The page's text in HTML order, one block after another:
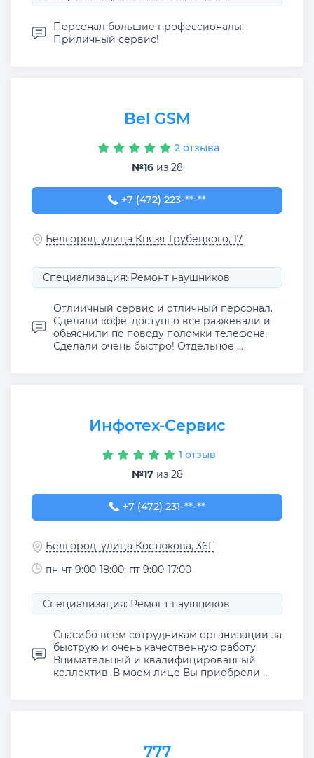
Персонал большие профессионалы.
Приличный сервис!
Bel GSM
2 отзыва
№16из 28
+7 (472) 223-12-53
+7 (472) 223-**-**
Белгород, улица Князя Трубецкого, 17
Специализация: Ремонт наушников
Отлиичный сервис и отличный персонал.
Сделали кофе, доступно все разжевали и
обьяснили по поводу поломки телефона.
Сделали очень быстро! Отдельное ...
Инфотех-Сервис
1 отзыв
№17из 28
+7 (472) 231-26-91
+7 (472) 231-**-**
Белгород, улица Костюкова, 36Г
пн-чт 9:00-18:00; пт 9:00-17:00
Специализация: Ремонт наушников
Спасибо всем сотрудникам организации за
быструю и очень качественную работу.
Внимательный и квалифицированный
коллектив. В моем лице Вы приобрели ...
777